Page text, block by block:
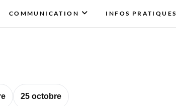
COMMUNICATION INFOS PRATIQUES
25 octobre